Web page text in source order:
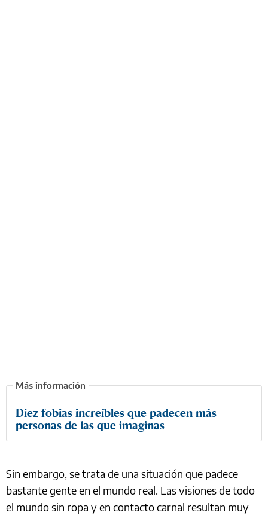
Diez fobias increíbles que padecen más
personas de las que imaginas
Sin embargo, se trata de una situación que padece
bastante gente en el mundo real. Las visiones de todo
el mundo sin ropa y en contacto carnal resultan muy